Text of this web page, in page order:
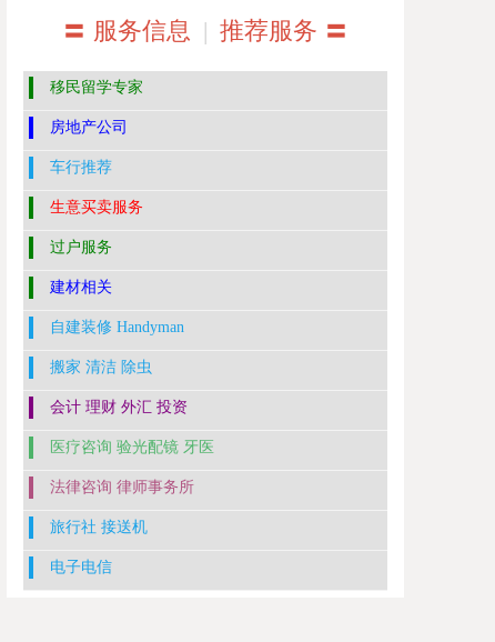
〓 服务信息 | 推荐服务 〓
移民留学专家
房地产公司
车行推荐
生意买卖服务
过户服务
建材相关
自建装修 Handyman
搬家 清洁 除虫
会计 理财 外汇 投资
医疗咨询 验光配镜 牙医
法律咨询 律师事务所
旅行社 接送机
电子电信